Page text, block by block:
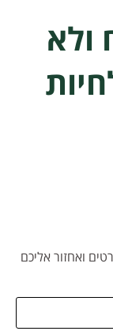
ולא
ואחזור אליכם